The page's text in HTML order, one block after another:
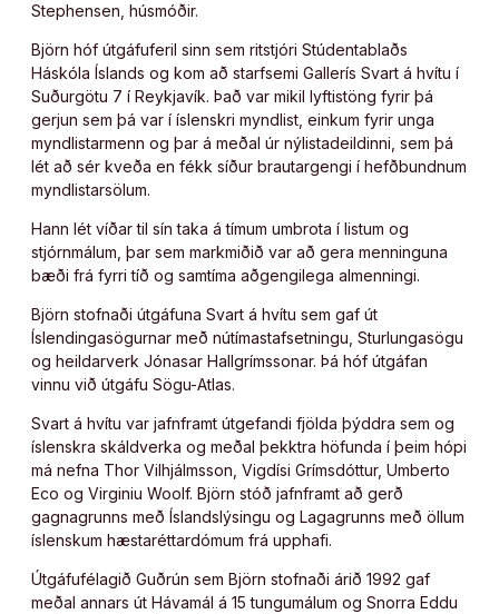
Stephensen, húsmóðir.
Björn hóf útgáfuferil sinn sem ritstjóri Stúdentablaðs
Háskóla Íslands og kom að starfsemi Gallerís Svart á hvítu í
Suðurgötu 7 í Reykjavík. Það var mikil lyftistöng fyrir þá
gerjun sem þá var í íslenskri myndlist, einkum fyrir unga
myndlistarmenn og þar á meðal úr nýlistadeildinni, sem þá
lét að sér kveða en fékk síður brautargengi í hefðbundnum
myndlistarsölum.
Hann lét víðar til sín taka á tímum umbrota í listum og
stjórnmálum, þar sem markmiðið var að gera menninguna
bæði frá fyrri tíð og samtíma aðgengilega almenningi.
Björn stofnaði útgáfuna Svart á hvítu sem gaf út
Íslendingasögurnar með nútímastafsetningu, Sturlungasögu
og heildarverk Jónasar Hallgrímssonar. Þá hóf útgáfan
vinnu við útgáfu Sögu-Atlas.
Svart á hvítu var jafnframt útgefandi fjölda þýddra sem og
íslenskra skáldverka og meðal þekktra höfunda í þeim hópi
má nefna Thor Vilhjálmsson, Vigdísi Grímsdóttur, Umberto
Eco og Virginiu Woolf. Björn stóð jafnframt að gerð
gagnagrunns með Íslandslýsingu og Lagagrunns með öllum
íslenskum hæstaréttardómum frá upphafi.
Útgáfufélagið Guðrún sem Björn stofnaði árið 1992 gaf
meðal annars út Hávamál á 15 tungumálum og Snorra Eddu